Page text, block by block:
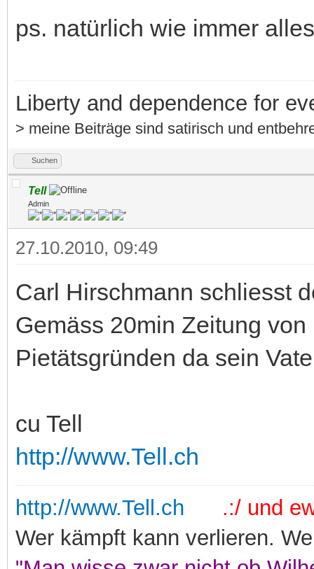
ps. natürlich wie immer
Liberty and dependence for
> meine Beiträge sind satirisch und
Suchen
Tell
Admin
27.10.2010, 09:49
Carl Hirschmann schliesst
Gemäss 20min Zeitung
Pietätsgründen da sein
cu Tell
http://www.Tell.ch
http://www.Tell.ch
.:/ und
Wer kämpft kann verlieren.